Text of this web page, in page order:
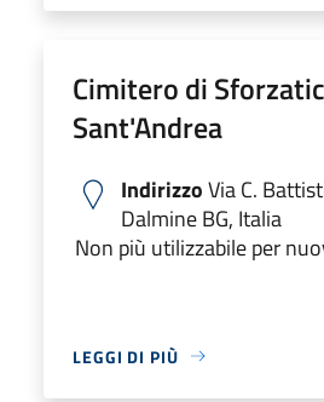
Cimitero di
Sant'Andrea
IndirizzoVia C.
Dalmine BG, Italia
Non più utilizzabile per
LEGGI DI PIÙ